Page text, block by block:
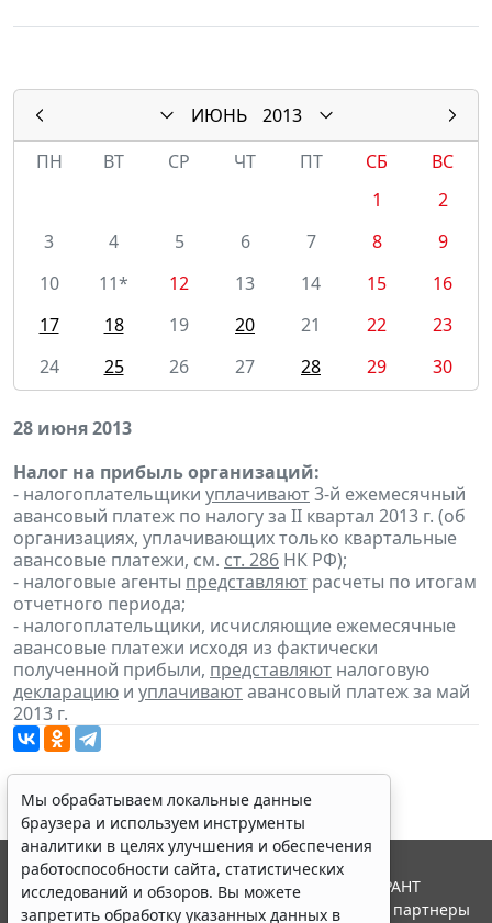
ИЮНЬ
2013
ПН
ВТ СР ЧТ ПТ СБ
ВС
1
2
3
4 5 6 7 8
9
10
11* 12 13 14 15
16
17
18 19 20 21 22
23
24
25 26 27 28 29 30
28 июня 2013
Налог на прибыль организаций:
- налогоплательщики уплачивают3-й ежемесячный
авансовый платеж по налогу за II квартал 2013 г. (об
организациях, уплачивающих только квартальные
авансовые платежи, см. ст. 286 НК РФ);
- налоговые агенты представляют расчеты по итогам
отчетного периода;
- налогоплательщики, исчисляющие ежемесячные
авансовые платежи исходя из фактически
полученной прибыли, представляют налоговую
декларацию и уплачиваютавансовый платеж за май
2013 г.
Мы обрабатываем локальные данные
браузера и используем инструменты
аналитики в целях улучшения и обеспечения
работоспособности сайта, статистических
исследований и обзоров. Вы можете
запретить обработку указанных данных в
© ООО "НПП "ГАРАНТ-СЕРВИС", 2026. Система ГАРАНТ
выпускается с 1990 года. Компания "Гарант" и ее партнеры